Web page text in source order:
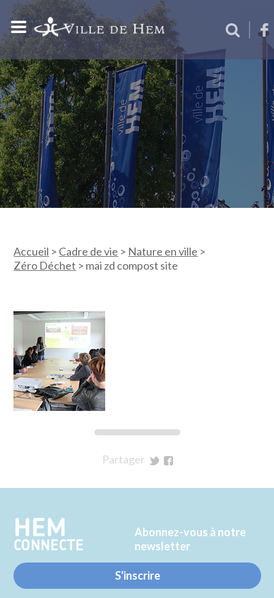
Accueil > Cadre de vie > Nature en ville >
Zéro Déchet > mai zd compost site
Partager
Twitter
Facebook
HEM
CONNECTE
Abonnez-vous à notre
newsletter
S'inscrire